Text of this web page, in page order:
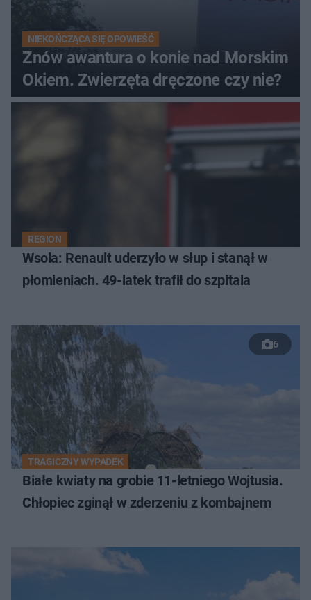
NIEKOŃCZĄCA SIĘ OPOWIEŚĆ
Znów awantura o konie nad Morskim
Okiem. Zwierzęta dręczone czy nie?
REGION
Wsola: Renault uderzyło w słup i stanął w
płomieniach. 49-latek trafił do szpitala
6
TRAGICZNY WYPADEK
Białe kwiaty na grobie 11-letniego Wojtusia.
Chłopiec zginął w zderzeniu z kombajnem